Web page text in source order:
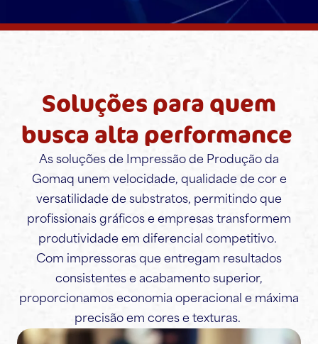
Soluções para quem
busca alta performance
As soluções de Impressão de Produção da
Gomaq unem velocidade, qualidade de cor e
versatilidade de substratos, permitindo que
profissionais gráficos e empresas transformem
produtividade em diferencial competitivo.
Com impressoras que entregam resultados
consistentes e acabamento superior,
proporcionamos economia operacional e máxima
precisão em cores e texturas.